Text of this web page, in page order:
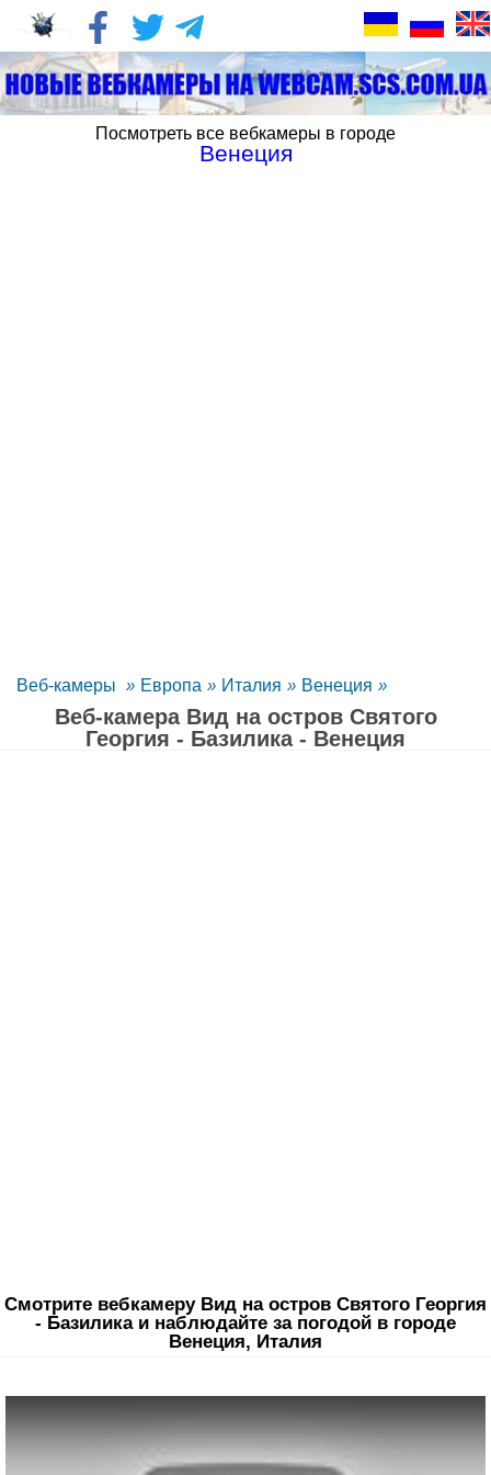
Посмотреть все вебкамеры в городе
Венеция
Веб-камеры » Европа » Италия » Венеция »
Веб-камера Вид на остров Святого
Георгия - Базилика - Венеция
Смотрите вебкамеру Вид на остров Святого Георгия
- Базилика и наблюдайте за погодой в городе
Венеция, Италия